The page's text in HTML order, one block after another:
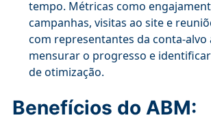
tempo. Métricas como
campanhas, visitas ao site e
com representantes da conta-alvo
mensurar o progresso e
de otimização.
Benefícios do ABM: